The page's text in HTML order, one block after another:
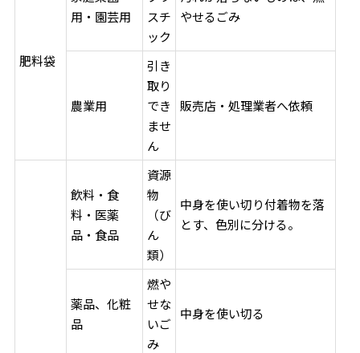
肥料袋
用・園芸用
スチ
ック
やせるごみ
農業用
引き
取り
でき
ませ
ん
販売店・処理業者へ依頼
飲料・食
料・医薬
品・食品
資源
物
（び
ん
類）
中身を使い切り付着物を落
とす、色別に分ける。
薬品、化粧
品
燃や
せな
いご
み
中身を使い切る